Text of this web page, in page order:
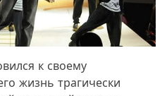
к своему
жизнь трагически